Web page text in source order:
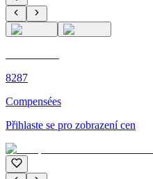
8287
Compensées
Přihlaste se pro zobrazení cen